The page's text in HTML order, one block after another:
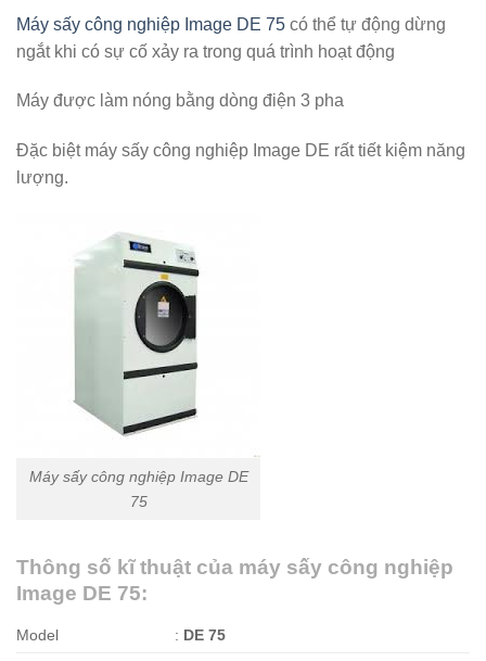
Máy sấy công nghiệp Image DE 75 có thể tự động dừng
ngắt khi có sự cố xảy ra trong quá trình hoạt động
Máy được làm nóng bằng dòng điện 3 pha
Đặc biệt máy sấy công nghiệp Image DE rất tiết kiệm năng
lượng.
Máy sấy công nghiệp Image DE
75
Thông số kĩ thuật của máy sấy công nghiệp
Image DE 75:
Model : DE 75